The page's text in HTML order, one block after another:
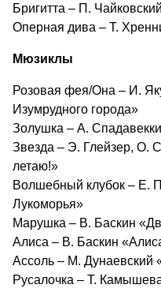
Бригитта – П.
Оперная дива – Т.
Мюзиклы
Розовая фея/Она – И.
Изумрудного города»
Золушка – А.
Звезда – Э. Глейзер, О.
летаю!»
Волшебный клубок – Е.
Лукоморья»
Марушка – В. Баскин
Алиса – В. Баскин
Ассоль – М. Дунаевский
Русалочка – Т.